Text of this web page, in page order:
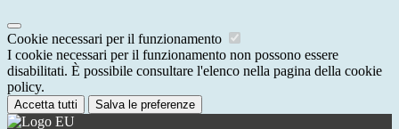
Cookie necessari per il funzionamento
I cookie necessari per il funzionamento non possono essere
disabilitati. È possibile consultare l'elenco nella pagina della cookie
policy.
Accetta tutti Salva le preferenze